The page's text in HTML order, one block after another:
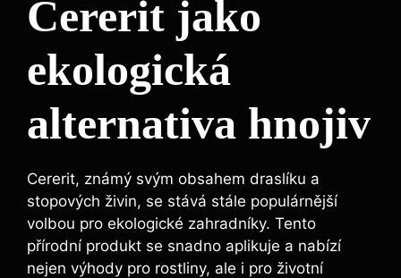
Cererit jako
ekologická
alternativa hnojiv
Cererit, známý svým⁣ obsahem draslíku a
stopových živin, se stává stále populárnější
volbou pro ‍ekologické zahradníky.‍ Tento
přírodní produkt se snadno aplikuje a nabízí
nejen výhody pro rostliny, ale i pro životní